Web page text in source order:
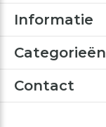
Informatie
Categorieën
Contact